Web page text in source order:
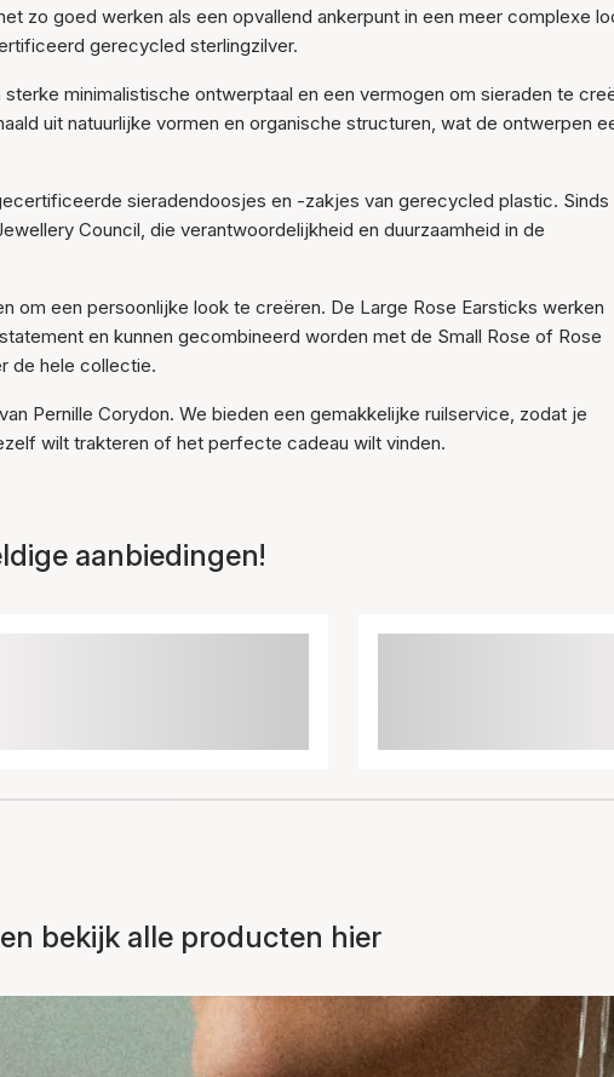
zo goed werken als een opvallend ankerpunt in een meer complexe
gerecycled sterlingzilver.
minimalistische ontwerptaal en een vermogen om sieraden te
uit natuurlijke vormen en organische structuren, wat de ontwerpen
sieradendoosjes en -zakjes van gerecycled plastic. Sinds
Council, die verantwoordelijkheid en duurzaamheid in de
om een persoonlijke look te creëren. De Large Rose Earsticks werken
en kunnen gecombineerd worden met de Small Rose of Rose
de hele collectie.
Pernille Corydon. We bieden een gemakkelijke ruilservice, zodat je
wilt trakteren of het perfecte cadeau wilt vinden.
aanbiedingen!
bekijk alle producten hier